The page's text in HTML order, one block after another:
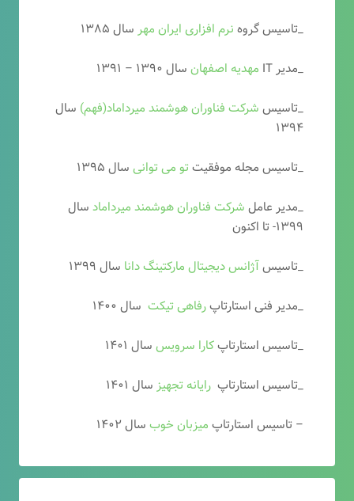
_تاسیس گروه نرم افزاری ایران مهر سال ۱۳۸۵
_مدیر IT
مهدیه اصفهان سال ۱۳۹۰ – ۱۳۹۱
_تاسیس شرکت فناوران هوشمند میرداماد(فهم) سال
۱۳۹۴
_تاسیس مجله موفقیتتو می توانی سال ۱۳۹۵
_مدیر عامل شرکت فناوران هوشمند میرداماد سال
۱۳۹۹- تا اکنون
_تاسیسآژانس دیجیتال مارکتینگ دانا سال ۱۳۹۹
_مدیر فنی استارتاپرفاهی تیکت سال ۱۴۰۰
_تاسیس استارتاپکارا سرویس سال ۱۴۰۱
_تاسیس استارتاپ رایانه تجهیز سال ۱۴۰۱
– تاسیس استارتاپ میزبان خوب سال ۱۴۰۲